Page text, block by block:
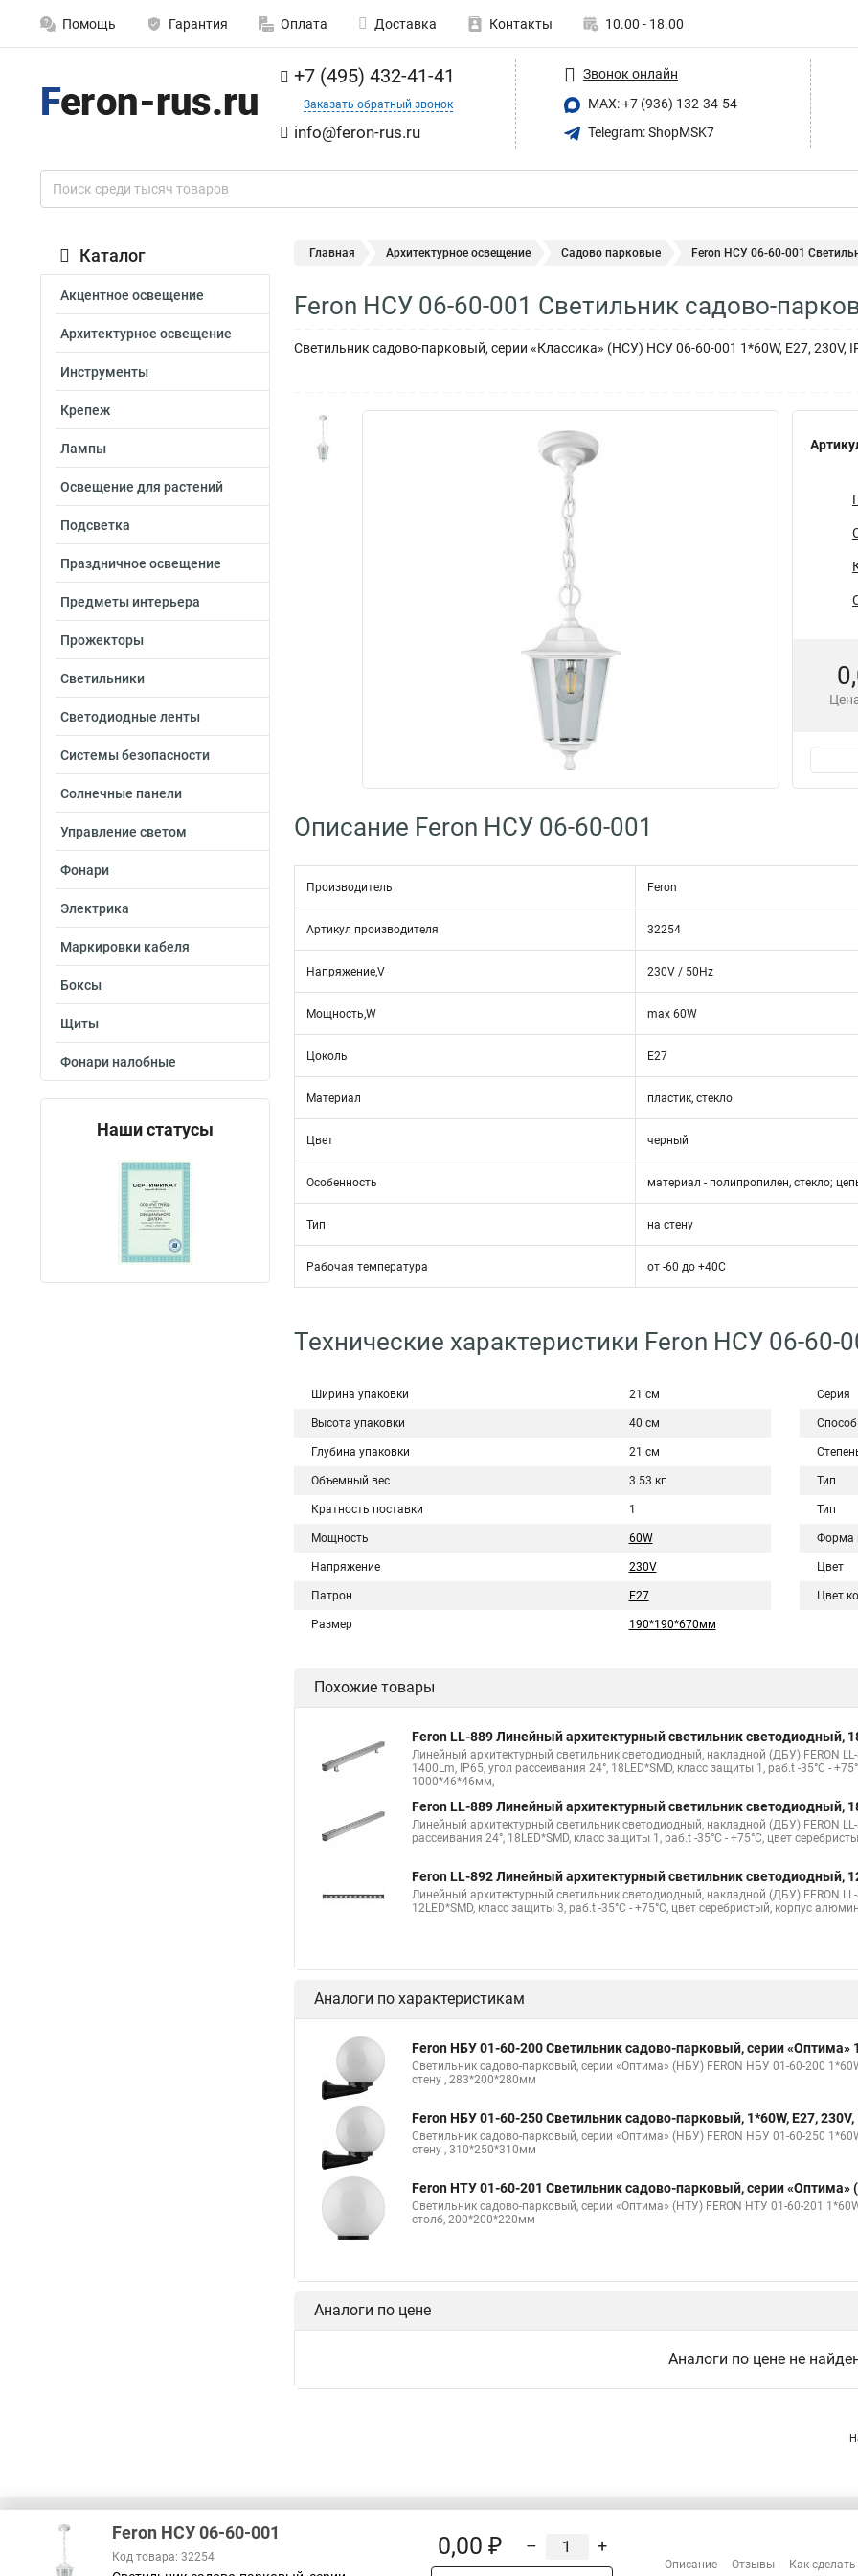
Помощь Гарантия Оплата Доставка Контакты 10.00 - 18.00
+7 (495) 432-41-41
Заказать обратный звонок
info@feron-rus.ru
Звонок онлайн
MAX: +7 (936) 132-34-54
Telegram: ShopMSK7
Каталог
Акцентное освещение
Архитектурное освещение
Инструменты
Крепеж
Лампы
Освещение для растений
Подсветка
Праздничное освещение
Предметы интерьера
Прожекторы
Светильники
Светодиодные ленты
Системы безопасности
Солнечные панели
Управление светом
Фонари
Электрика
Маркировки кабеля
Боксы
Щиты
Фонари налобные
Наши статусы
Главная Архитектурное освещение Садово парковые Feron НСУ 06-60-001
Feron НСУ 06-60-001 Светильник садово-
Светильник садово-парковый, серии «Классика» (НСУ) НСУ 06-60-001 1*60W, E27, 230V,
Описание Feron НСУ 06-60-001
Производитель Feron
Артикул производителя 32254
Напряжение,V 230V / 50Hz
Мощность,W max 60W
Цоколь E27
Материал пластик, стекло
Цвет черный
Особенность материал - полипропилен, стекло;
Тип на стену
Рабочая температура от -60 до +40С
Технические характеристики Feron НСУ 06-60-
Ширина упаковки 21 см
Высота упаковки 40 см
Глубина упаковки 21 см
Объемный вес 3.53 кг
Кратность поставки 1
Мощность 60W
Напряжение 230V
Патрон E27
Размер 190*190*670мм
Серия
Способ
Тип
Тип
Форма
Цвет
Цвет
Похожие товары
Feron LL-889 Линейный архитектурный светильник светодиодный,
Линейный архитектурный светильник светодиодный, накладной (ДБУ) FERON
1400Lm, IP65, угол рассеивания 24°, 18LED*SMD, класс защиты 1, раб.t -35°C -
1000*46*46мм,
Feron LL-889 Линейный архитектурный светильник светодиодный,
Линейный архитектурный светильник светодиодный, накладной (ДБУ) FERON LL-
рассеивания 24°, 18LED*SMD, класс защиты 1, раб.t -35°C - +75°C, цвет
Feron LL-892 Линейный архитектурный светильник светодиодный,
Линейный архитектурный светильник светодиодный, накладной (ДБУ) FERON LL-
12LED*SMD, класс защиты 3, раб.t -35°C - +75°C, цвет серебристый, корпус
Аналоги по характеристикам
Feron НБУ 01-60-200 Светильник садово-парковый, серии «Оптима»
Светильник садово-парковый, серии «Оптима» (НБУ) FERON НБУ 01-60-200
стену , 283*200*280мм
Feron НБУ 01-60-250 Светильник садово-парковый, 1*60W, E27, 230V,
Светильник садово-парковый, серии «Оптима» (НБУ) FERON НБУ 01-60-250
стену , 310*250*310мм
Feron НТУ 01-60-201 Светильник садово-парковый, серии «Оптима»
Светильник садово-парковый, серии «Оптима» (НТУ) FERON НТУ 01-60-201
столб, 200*200*220мм
Аналоги по цене
Аналоги по цене не
Сотрудничество
Feron НСУ 06-60-001
Код товара: 32254 0,00 ₽ – +
Описание Отзывы Как сделать